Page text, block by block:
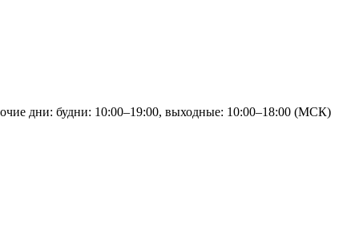
дни: будни: 10:00–19:00, выходные: 10:00–18:00 (МСК)